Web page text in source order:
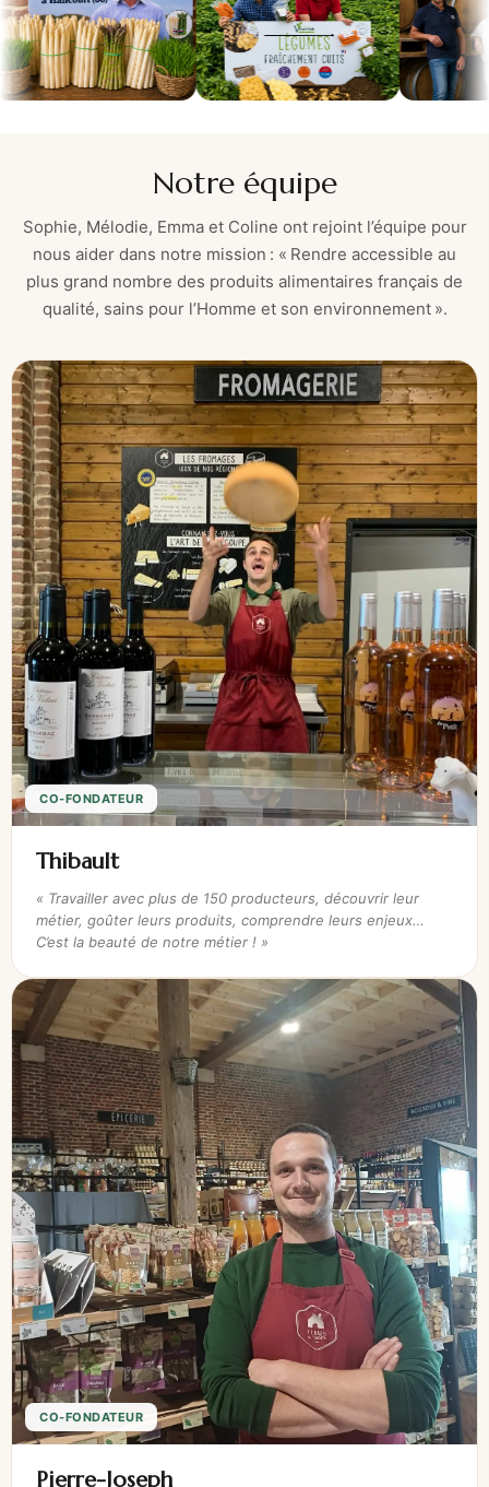
Notre équipe
Sophie, Mélodie, Emma et Coline ont rejoint l’équipe pour
nous aider dans notre mission : « Rendre accessible au
plus grand nombre des produits alimentaires français de
qualité, sains pour l’Homme et son environnement ».
CO-FONDATEUR
Thibault
« Travailler avec plus de 150 producteurs, découvrir leur
métier, goûter leurs produits, comprendre leurs enjeux…
C’est la beauté de notre métier ! »
CO-FONDATEUR
Pierre-Joseph